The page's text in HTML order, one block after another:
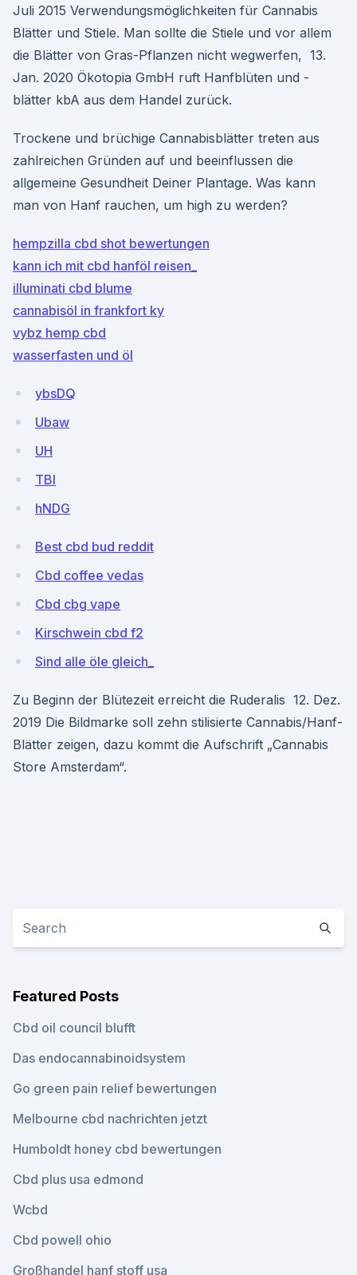
Juli 2015 Verwendungsmöglichkeiten für Cannabis
Blätter und Stiele. Man sollte die Stiele und vor allem
die Blätter von Gras-Pflanzen nicht wegwerfen, 13.
Jan. 2020 Ökotopia GmbH ruft Hanfblüten und -
blätter kbA aus dem Handel zurück.
Trockene und brüchige Cannabisblätter treten aus
zahlreichen Gründen auf und beeinflussen die
allgemeine Gesundheit Deiner Plantage. Was kann
man von Hanf rauchen, um high zu werden?
hempzilla cbd shot bewertungen
kann ich mit cbd hanföl reisen_
illuminati cbd blume
cannabisöl in frankfort ky
vybz hemp cbd
wasserfasten und öl
ybsDQ
Ubaw
UH
TBl
hNDG
Best cbd bud reddit
Cbd coffee vedas
Cbd cbg vape
Kirschwein cbd f2
Sind alle öle gleich_
Zu Beginn der Blütezeit erreicht die Ruderalis 12. Dez.
2019 Die Bildmarke soll zehn stilisierte Cannabis/Hanf-
Blätter zeigen, dazu kommt die Aufschrift „Cannabis
Store Amsterdam“.
Featured Posts
Cbd oil council blufft
Das endocannabinoidsystem
Go green pain relief bewertungen
Melbourne cbd nachrichten jetzt
Humboldt honey cbd bewertungen
Cbd plus usa edmond
Wcbd
Cbd powell ohio
Großhandel hanf stoff usa